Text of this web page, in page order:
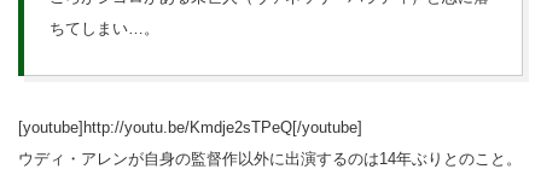
ちてしまい…。
[youtube]http://youtu.be/Kmdje2sTPeQ[/youtube]
ウディ・アレンが自身の監督作以外に出演するのは14年ぶりとのこと。